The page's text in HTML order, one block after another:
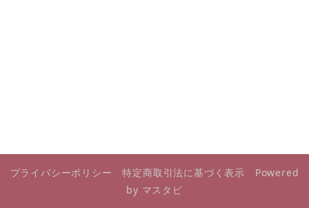
プライバシーポリシー 特定商取引法に基づく表示 Powered
by マスタピ